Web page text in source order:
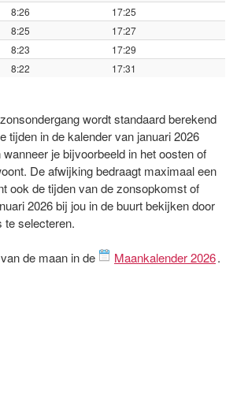
8:26
17:25
8:25
17:27
8:23
17:29
8:22 17:31
wordt standaard berekend
tijden in de kalender van januari 2026
je bijvoorbeeld in het oosten of
De afwijking bedraagt maximaal een
ook de tijden van de zonsopkomst of
2026 bij jou in de buurt bekijken door
te selecteren.
de maan in de Maankalender 2026.